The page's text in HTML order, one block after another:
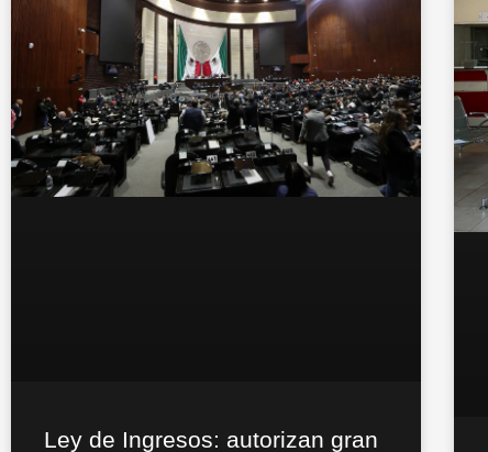
Ley de Ingresos: autorizan gran